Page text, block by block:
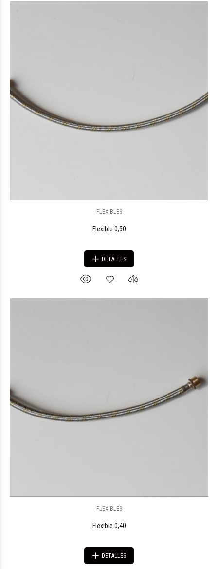
FLEXIBLES
Flexible 0,50
DETALLES
FLEXIBLES
Flexible 0,40
DETALLES